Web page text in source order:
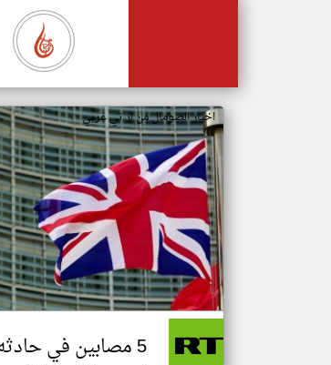
اخبار الصومال من ار تي عربي
5 مصابين في